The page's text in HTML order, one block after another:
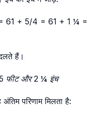
+ 5/4 = 61 + 1 ¼ =
हैं।
फीट और 2 ¼ इंच
परिणाम मिलता है: